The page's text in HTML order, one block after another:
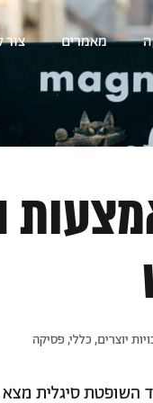
מאמרים
יוצרים, כללי, פסיקה